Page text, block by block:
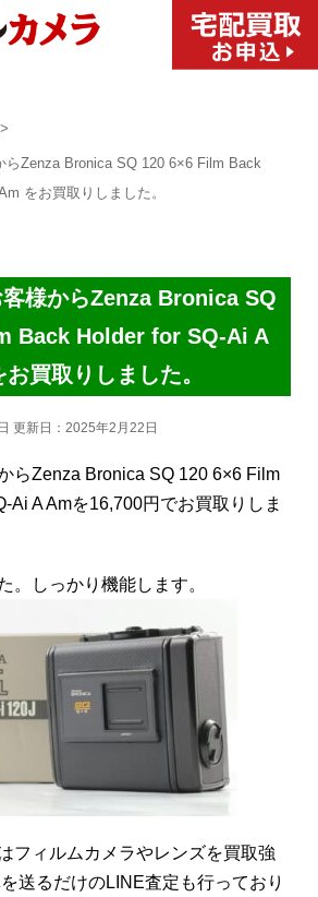
>
らZenza Bronica SQ 120 6×6 Film Back
をお買取りしました。
様からZenza Bronica SQ
Back Holder for SQ-Ai A
買取りしました。
更新日： 2025年2月22日
らZenza Bronica SQ 120 6×6 Film
Ai A Amを16,700円でお買取りしま
。しっかり機能します。
フィルムカメラやレンズを買取強
送るだけのLINE査定も行っており